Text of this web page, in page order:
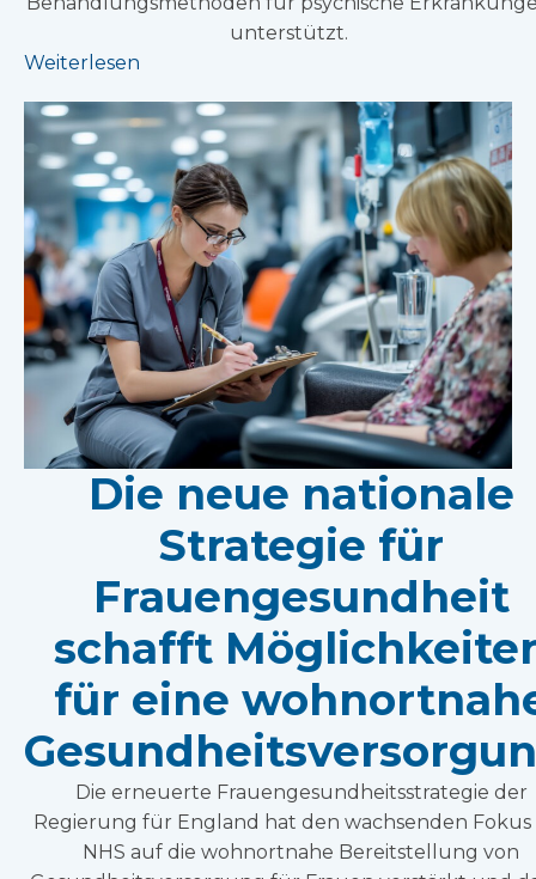
unterstützt.
Weiterlesen
Die neue nationale
Strategie für
Frauengesundheit
schafft
für eine
Die erneuerte Frauengesundheitsstrategie der
Regierung für England hat den wachsenden Fokus
NHS auf die wohnortnahe Bereitstellung von